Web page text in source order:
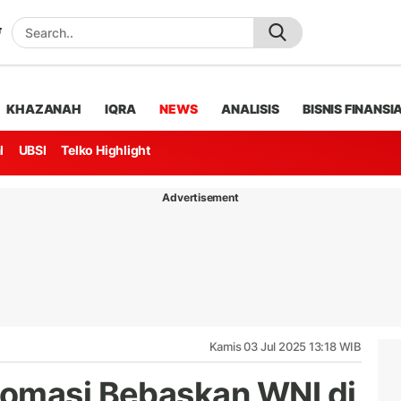
KHAZANAH IQRA NEWS ANALISIS BISNIS
UBSI Telko Highlight
Advertisement
Kamis 03 Jul 2025 13:18 WIB